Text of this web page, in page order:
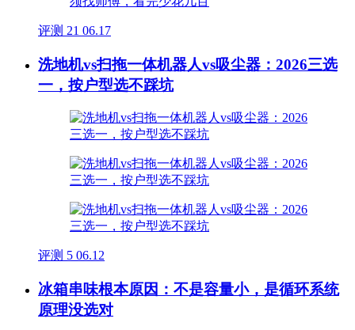
评测 21 06.17
洗地机vs扫拖一体机器人vs吸尘器：2026三选
一，按户型选不踩坑
评测 5 06.12
冰箱串味根本原因：不是容量小，是循环系统
原理没选对